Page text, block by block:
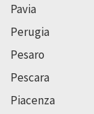
Pavia
Perugia
Pesaro
Pescara
Piacenza